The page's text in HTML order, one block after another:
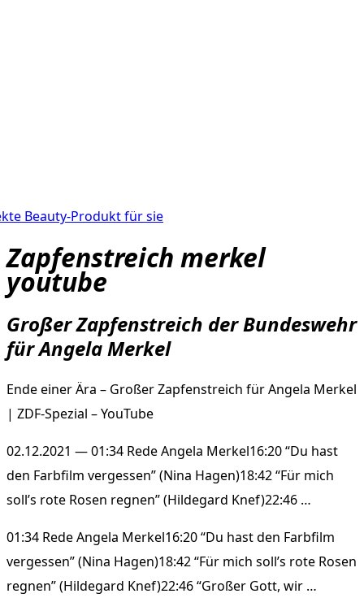
Beauty-Produkt für sie
Zapfenstreich merkel
youtube
Großer Zapfenstreich der Bundeswehr
für Angela Merkel
Ende einer Ära – Großer Zapfenstreich für Angela Merkel
| ZDF-Spezial – YouTube
02.12.2021 — 01:34 Rede Angela Merkel16:20 “Du hast
den Farbfilm vergessen” (Nina Hagen)18:42 “Für mich
soll’s rote Rosen regnen” (Hildegard Knef)22:46 …
01:34 Rede Angela Merkel16:20 “Du hast den Farbfilm
vergessen” (Nina Hagen)18:42 “Für mich soll’s rote Rosen
regnen” (Hildegard Knef)22:46 “Großer Gott, wir …